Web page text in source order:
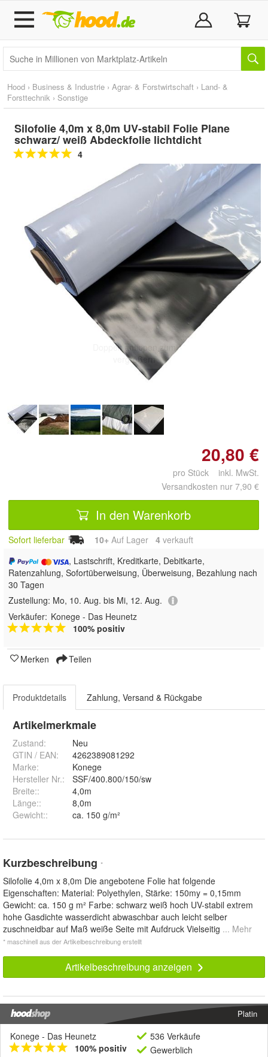
Hood › Business & Industrie › Agrar- & Forstwirtschaft › Land- &
Forsttechnik › Sonstige
Silofolie 4,0m x 8,0m UV-stabil Folie Plane
schwarz/ weiß Abdeckfolie lichtdicht
4
Doppelt antippen zum
vergrößern
20,80 €
pro Stück inkl. MwSt.
Versandkosten nur 7,90 €
In den Warenkorb
Sofort lieferbar 10+ Auf Lager 4 verkauft
, Lastschrift, Kreditkarte, Debitkarte,
Ratenzahlung, Sofortüberweisung, Überweisung, Bezahlung nach
30 Tagen
Zustellung: Mo, 10. Aug. bis Mi, 12. Aug.
Verkäufer: Konege - Das Heunetz
100% positiv
Merken Teilen
Produktdetails Zahlung, Versand & Rückgabe
Artikelmerkmale
Zustand:
Neu
GTIN / EAN:
4262389081292
Marke:
Konege
Hersteller Nr.:
SSF/400.800/150/sw
Breite::
4,0m
Länge::
8,0m
Gewicht:: ca. 150 g/m²
Kurzbeschreibung *
Silofolie 4,0m x 8,0m Die angebotene Folie hat folgende
Eigenschaften: Material: Polyethylen, Stärke: 150my = 0,15mm
Gewicht: ca. 150 g m² Farbe: schwarz weiß hoch UV-stabil extrem
hohe Gasdichte wasserdicht abwaschbar auch leicht selber
zuschneidbar auf Maß weiße Seite mit Aufdruck Vielseitig ... Mehr
* maschinell aus der Artikelbeschreibung erstellt
Artikelbeschreibung anzeigen
Platin
Konege - Das Heunetz
100% positiv
536 Verkäufe
Gewerblich